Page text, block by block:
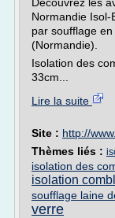
Normandie Isol-
par soufflage
(Normandie).
Isolation des
33cm...
Lire la suite
Site : http://
Thèmes liés :
isolation des
isolation
soufflage laine
verre